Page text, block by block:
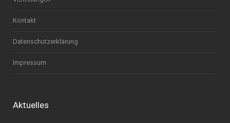
Kontakt
Datenschutzerklärung
Impressum
Aktuelles